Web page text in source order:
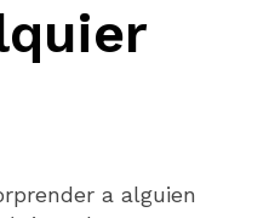
a alguien